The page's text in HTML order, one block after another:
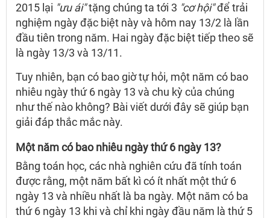
2015 lại "ưu ái"tặng chúng ta tới 3 "cơ hội"để trải
nghiệm ngày đặc biệt này và hôm nay 13/2 là lần
đầu tiên trong năm. Hai ngày đặc biệt tiếp theo sẽ
là ngày 13/3 và 13/11.
Tuy nhiên, bạn có bao giờ tự hỏi, một năm có bao
nhiêu ngày thứ 6 ngày 13 và chu kỳ của chúng
như thế nào không? Bài viết dưới đây sẽ giúp bạn
giải đáp thắc mắc này.
Một năm có bao nhiêu ngày thứ 6 ngày 13?
Bằng toán học, các nhà nghiên cứu đã tính toán
được rằng, một năm bất kì có ít nhất một thứ 6
ngày 13 và nhiều nhất là ba ngày. Một năm có ba
thứ 6 ngày 13 khi và chỉ khi ngày đầu năm là thứ 5